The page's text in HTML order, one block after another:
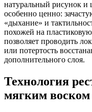
натуральный рисунок и
особенно ценно:
«дыхание» и
похожей на
позволяет проводить
или потертость
дополнительного слоя.
Технология
мягким воском